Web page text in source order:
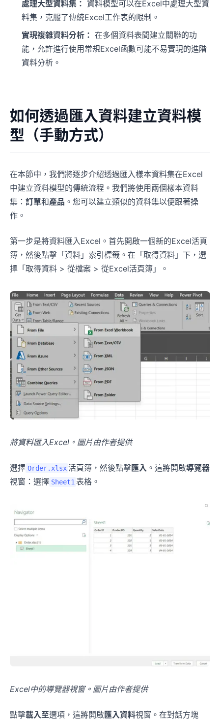
處理大型資料集： 資料模型可以在Excel中處理大型資
料集，克服了傳統Excel工作表的限制。
實現複雜資料分析： 在多個資料表間建立關聯的功
能，允許進行使用常規Excel函數可能不易實現的進階
資料分析。
如何透過匯入資料建立資料模
型（手動方式）
在本節中，我們將逐步介紹透過匯入樣本資料集在Excel
中建立資料模型的傳統流程。我們將使用兩個樣本資料
集： 訂單和產品 。您可以建立類似的資料集以便跟著操
作。
第一步是將資料匯入Excel。首先開啟一個新的Excel活頁
簿，然後點擊「資料」索引標籤。在「取得資料」下，選
擇「取得資料 > 從檔案 > 從Excel活頁簿」。
將資料匯入Excel。圖片由作者提供
選擇 Order.xlsx 活頁簿，然後點擊匯入 。這將開啟導覽器
視窗：選擇 Sheet1 表格。
Excel中的導覽器視窗。圖片由作者提供
點擊載入至選項，這將開啟匯入資料視窗。在對話方塊